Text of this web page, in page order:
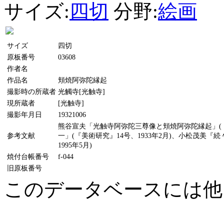
サイズ: 四切 分野:絵画
サイズ
四切
原板番号
03608
作者名
作品名
頬焼阿弥陀縁起
撮影時の所蔵者 光觸寺[光触寺]
現所蔵者
[光触寺]
撮影年月日
19321006
参考文献
熊谷宣夫「光触寺阿弥陀三尊像と頬焼阿弥陀縁起」
一」(『美術研究』14号、1933年2月)、小松茂美『
1995年5月)
焼付台帳番号
f-044
旧原板番号
このデータベースには